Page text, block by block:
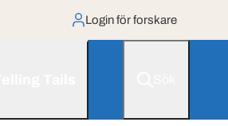
Login för forskare